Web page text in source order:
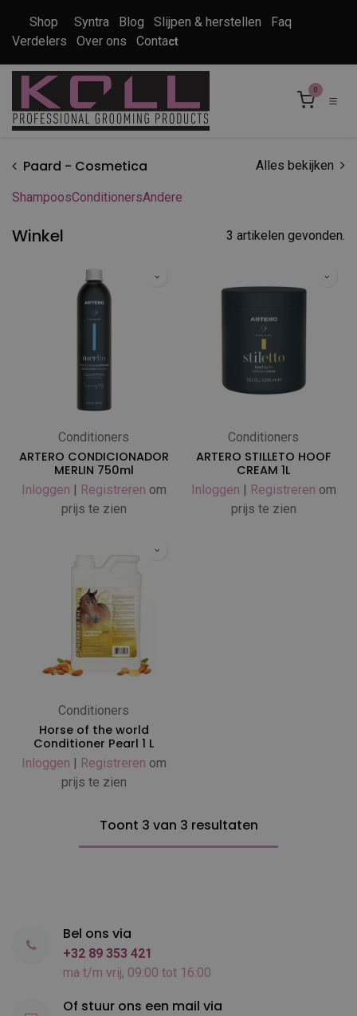
Shop Syntra Blog Slijpen & herstellen
Faq
Verdelers
Over ons Contact
0
Paard - Cosmetica Alles bekijken
ShampoosConditionersAndere
Winkel 3 artikelen gevonden.
Conditioners
ARTERO CONDICIONADOR
MERLIN 750ml
Inloggen | Registreren om
prijs te zien
Conditioners
ARTERO STILLETO HOOF
CREAM 1L
Inloggen | Registreren om
prijs te zien
Conditioners
Horse of the world
Conditioner Pearl 1 L
Inloggen | Registreren om
prijs te zien
Toont 3 van 3 resultaten
Bel ons via
+32 89 353 421
ma t/m vrij, 09:00 tot 16:00
Of stuur ons een mail via